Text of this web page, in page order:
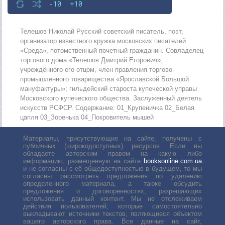
-10 +10
Телешов Николай Русский советский писатель, поэт,
организатор известного кружка московских писателей
«Среда», потомственный почетный гражданин. Совладелец
торгового дома «Телешов Дмитрий Егорович»,
учреждённого его отцом, член правления торгово-
промышленного товарищества «Ярославской Большой
мануфактуры»; гильдейский староста купеческой управы
Московского купеческого общества. Заслуженный деятель
искусств РСФСР. Содержание: 01_Крупеничка 02_Белая
цапля 03_Зоренька 04_Покровитель мышей
Материалы, присутствующие на сайте, получены с
публичных (широкодоступных) ресурсов. Если вы
обладаете авторским правом на какую либо
информацию, размещенную на сайте booksonline.com.ua
и не согласны с её общедоступностью в будущем, то мы
согласны рассмотреть предложения по удалению
определенного материала, а также обсудить
предложения о договоренностях, разрешающих
использовать данный контент. Мы не отслеживаем
действия пользователей, которые самостоятельно
выкладывают источники текстов, являющиеся объектом
вашего авторского права. Все данные на сайт,